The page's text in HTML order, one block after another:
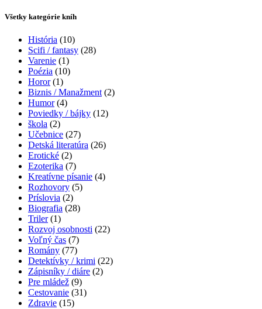
Všetky kategórie kníh
História (10)
Scifi / fantasy (28)
Varenie (1)
Poézia (10)
Horor (1)
Biznis / Manažment (2)
Humor (4)
Poviedky / bájky (12)
škola (2)
Učebnice (27)
Detská literatúra (26)
Erotické (2)
Ezoterika (7)
Kreatívne písanie (4)
Rozhovory (5)
Príslovia (2)
Biografia (28)
Triler (1)
Rozvoj osobnosti (22)
Voľný čas (7)
Romány (77)
Detektívky / krimi (22)
Zápisníky / diáre (2)
Pre mládež (9)
Cestovanie (31)
Zdravie (15)